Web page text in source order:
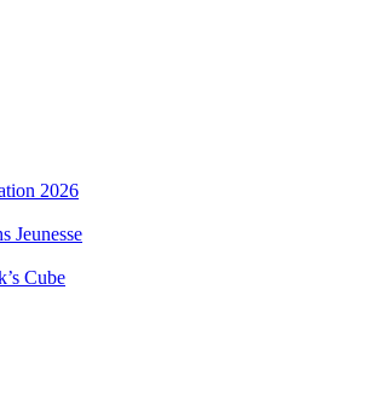
2026
Jeunesse
Cube